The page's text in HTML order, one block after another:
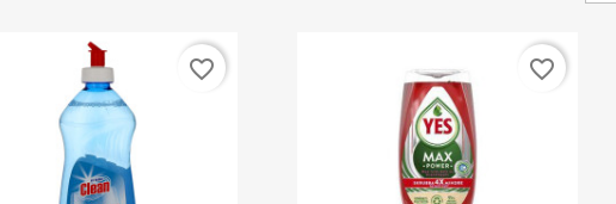
favorite_border favorite_border